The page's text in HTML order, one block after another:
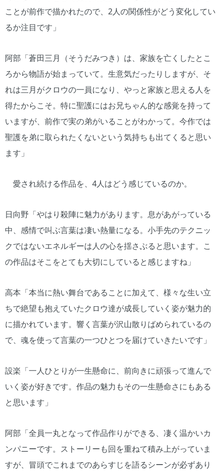
ことが前作で描かれたので、2人の関係性がどう変化してい
るか注目です」
阿部「蒼田三月（そうだみつき）は、家族を亡くしたとこ
ろから物語が始まっていて。生意気だったりしますが、そ
れは三月がクロウの一員になり、やっと家族と思える人を
得たからこそ。特に聖護にはお兄ちゃん的な感覚を持って
いますが、前作で実の弟がいることがわかって。今作では
聖護を弟に取られたくないという気持ちも出てくると思い
ます」
愛され続ける作品を、4人はどう感じているのか。
日向野「やはり殺陣に魅力があります。息があがっている
中、感情で叫ぶ言葉は凄い熱量になる。小手先のテクニッ
クではないエネルギーは人の心を揺さぶると思います。こ
の作品はそこをとても大切にしていると感じますね」
高本「本当に熱い舞台であることに加えて、様々な生い立
ちで絶望も抱えていたクロウ達が成長していく姿が魅力的
に描かれています。響く言葉が沢山散りばめられているの
で、魂を使って言葉の一つひとつを届けていきたいです」
設楽「一人ひとりが一生懸命に、前向きに頑張って進んで
いく姿が好きです。作品の魅力もその一生懸命さにもある
と思います」
阿部「全員一丸となって作品作りができる、凄く温かいカ
ンパニーです。ストーリーも回を重ねて積み上がっていま
すが、冒頭でこれまでのあらすじを語るシーンが必ずあり